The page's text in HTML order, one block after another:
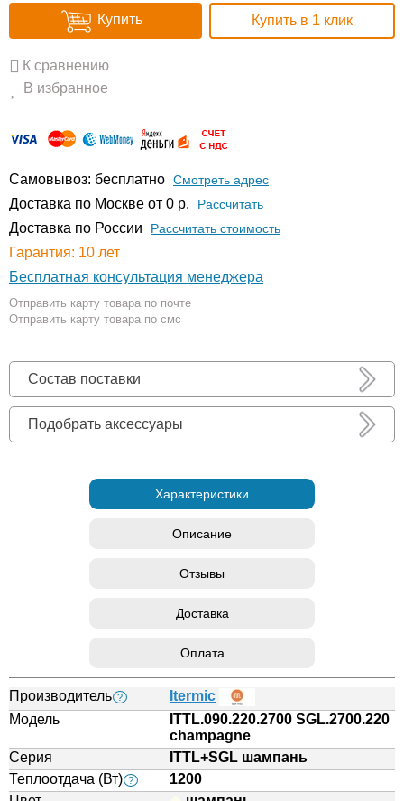
Купить Купить в 1 клик
К сравнению
В избранное
Самовывоз: бесплатно Смотреть адрес
Доставка по Москве от 0 р. Расcчитать
Доставка по России Рассчитать стоимость
Гарантия: 10 лет
Бесплатная консультация менеджера
Отправить карту товара по почте
Отправить карту товара по смс
Состав поставки
Подобрать аксессуары
Характеристики
Описание
Отзывы
Доставка
Оплата
Производитель ?
Itermic
Модель
ITTL.090.220.2700 SGL.2700.220
champagne
Серия
ITTL+SGL шампань
Теплоотдача (Вт) ?
1200